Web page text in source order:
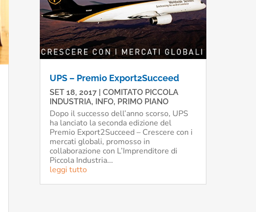
UPS – Premio Export2Succeed
SET 18, 2017 |COMITATO PICCOLA
INDUSTRIA, INFO, PRIMO PIANO
Dopo il successo dell’anno scorso, UPS
ha lanciato la seconda edizione del
Premio Export2Succeed – Crescere con i
mercati globali, promosso in
collaborazione con L’Imprenditore di
Piccola Industria...
leggi tutto